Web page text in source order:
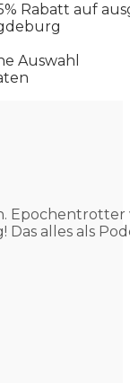
Rabatt auf
Auswahl
Epochentrotter
alles als